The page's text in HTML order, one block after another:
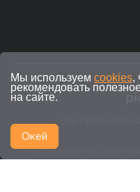
Информация на сайте
Мы используем cookies,
рекомендовать
на сайте.
Окей